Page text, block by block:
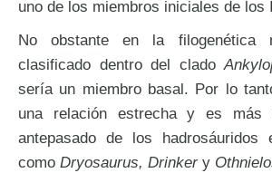
uno de los miembros iniciales de los
No obstante en la filogenética
clasificado dentro del clado
sería un miembro basal. Por lo
una relación estrecha y es más
antepasado de los hadrosáuridos
como Dryosaurus, Drinker y